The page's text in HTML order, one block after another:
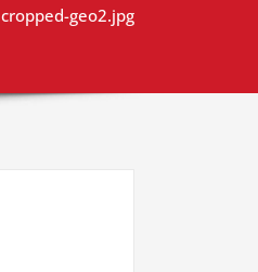
cropped-geo2.jpg